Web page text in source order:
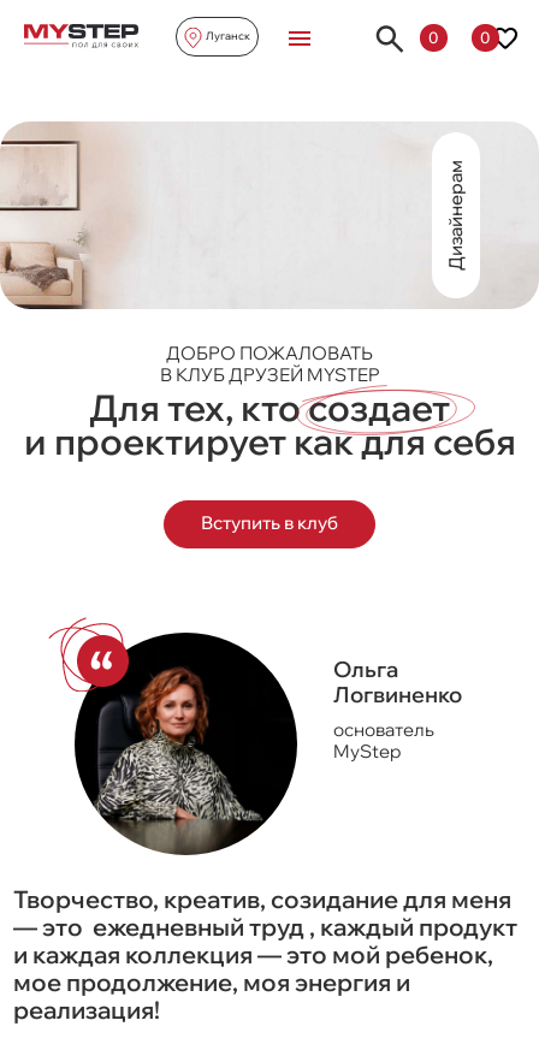
Луганск 0 0
Дизайнерам
ДОБРО ПОЖАЛОВАТЬ
В КЛУБ ДРУЗЕЙ MYSTEP
Для тех, ктосоздает
и проектирует как для себя
Вступить в клуб
Ольга
Логвиненко
основатель
MyStep
Творчество, креатив, созидание для меня
— это ежедневный труд , каждый продукт
и каждая коллекция — это мой ребенок,
мое продолжение, моя энергия и
реализация!